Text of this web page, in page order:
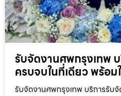
รับจัดงานศพกรุงเทพ
ครบจบในที่เดียว พร้อม
รับจัดงานศพกรุงเทพ บริการรับ